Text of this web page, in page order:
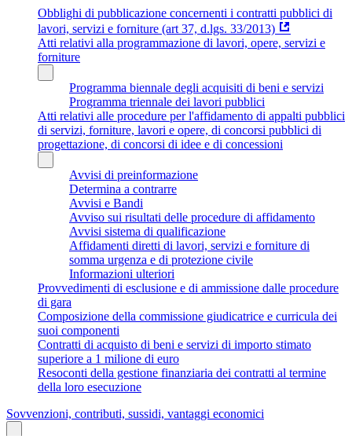
Obblighi di pubblicazione concernenti i contratti pubblici di
lavori, servizi e forniture (art 37, d.lgs. 33/2013)
Atti relativi alla programmazione di lavori, opere, servizi e
forniture
Programma biennale degli acquisiti di beni e servizi
Programma triennale dei lavori pubblici
Atti relativi alle procedure per l'affidamento di appalti pubblici
di servizi, forniture, lavori e opere, di concorsi pubblici di
progettazione, di concorsi di idee e di concessioni
Avvisi di preinformazione
Determina a contrarre
Avvisi e Bandi
Avviso sui risultati delle procedure di affidamento
Avvisi sistema di qualificazione
Affidamenti diretti di lavori, servizi e forniture di
somma urgenza e di protezione civile
Informazioni ulteriori
Provvedimenti di esclusione e di ammissione dalle procedure
di gara
Composizione della commissione giudicatrice e curricula dei
suoi componenti
Contratti di acquisto di beni e servizi di importo stimato
superiore a 1 milione di euro
Resoconti della gestione finanziaria dei contratti al termine
della loro esecuzione
Sovvenzioni, contributi, sussidi, vantaggi economici